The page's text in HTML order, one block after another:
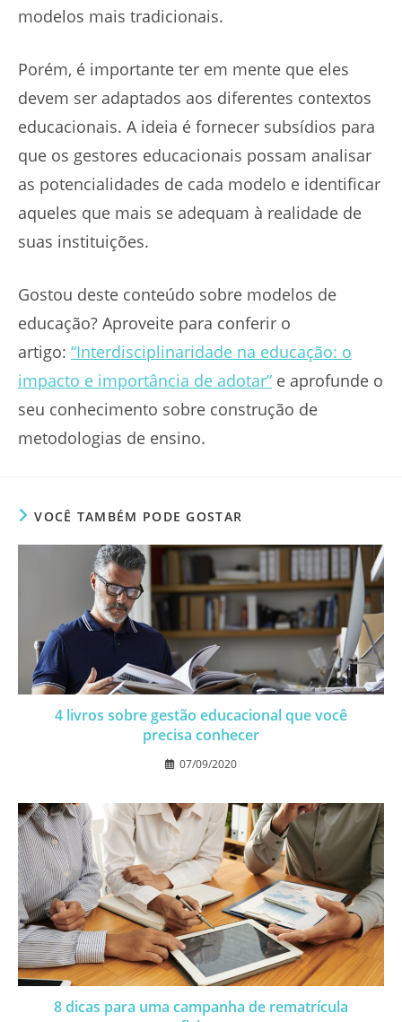
modelos mais tradicionais.
Porém, é importante ter em mente que eles
devem ser adaptados aos diferentes contextos
educacionais. A ideia é fornecer subsídios para
que os gestores educacionais possam analisar
as potencialidades de cada modelo e identificar
aqueles que mais se adequam à realidade de
suas instituições.
Gostou deste conteúdo sobre modelos de
educação? Aproveite para conferir o
artigo: “Interdisciplinaridade na educação: o
impacto e importância de adotar” e aprofunde o
seu conhecimento sobre construção de
metodologias de ensino.
VOCÊ TAMBÉM PODE GOSTAR
4 livros sobre gestão educacional que você
precisa conhecer
07/09/2020
8 dicas para uma campanha de rematrícula